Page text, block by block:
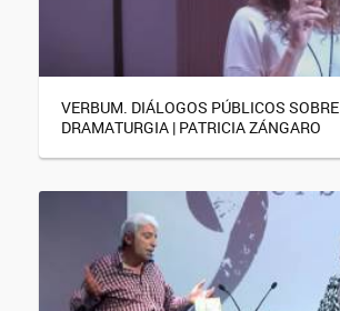
VERBUM. DIÁLOGOS PÚBLICOS SOBRE
DRAMATURGIA | PATRICIA ZÁNGARO